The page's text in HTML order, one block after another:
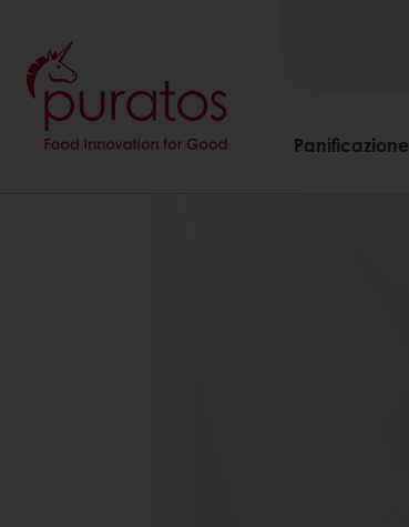
Panificazione